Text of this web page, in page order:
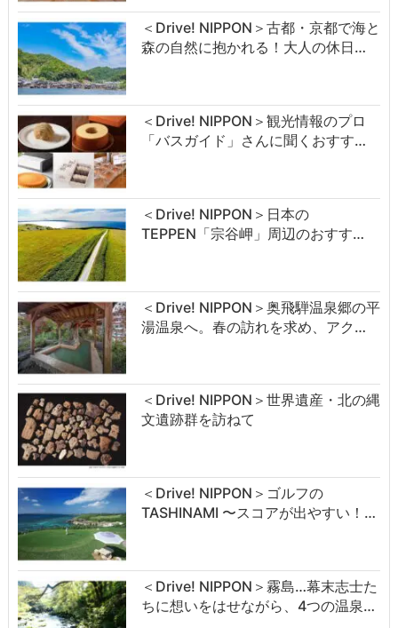
＜Drive! NIPPON＞古都・京都で海と
森の自然に抱かれる！大人の休日…
＜Drive! NIPPON＞観光情報のプロ
「バスガイド」さんに聞くおすす…
＜Drive! NIPPON＞日本の
TEPPEN「宗谷岬」周辺のおすす…
＜Drive! NIPPON＞奥飛騨温泉郷の平
湯温泉へ。春の訪れを求め、アク…
＜Drive! NIPPON＞世界遺産・北の縄
文遺跡群を訪ねて
＜Drive! NIPPON＞ゴルフの
TASHINAMI 〜スコアが出やすい！…
＜Drive! NIPPON＞霧島…幕末志士た
ちに想いをはせながら、4つの温泉…